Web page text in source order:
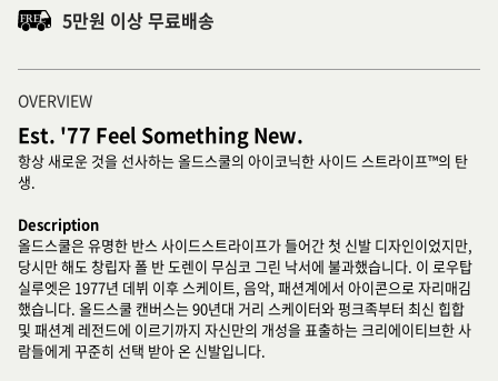
5만원 이상 무료배송
OVERVIEW
Est. '77 Feel Something New.
항상 새로운 것을 선사하는 올드스쿨의 아이코닉한 사이드 스트라이프™의 탄
생.
Description
올드스쿨은 유명한 반스 사이드스트라이프가 들어간 첫 신발 디자인이었지만,
당시만 해도 창립자 폴 반 도렌이 무심코 그린 낙서에 불과했습니다. 이 로우탑
실루엣은 1977년 데뷔 이후 스케이트, 음악, 패션계에서 아이콘으로 자리매김
했습니다. 올드스쿨 캔버스는 90년대 거리 스케이터와 펑크족부터 최신 힙합
및 패션계 레전드에 이르기까지 자신만의 개성을 표출하는 크리에이티브한 사
람들에게 꾸준히 선택 받아 온 신발입니다.